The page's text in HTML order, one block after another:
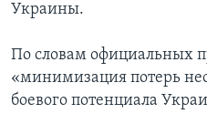
Украины.
По словам официальных
«минимизация потерь
боевого потенциала